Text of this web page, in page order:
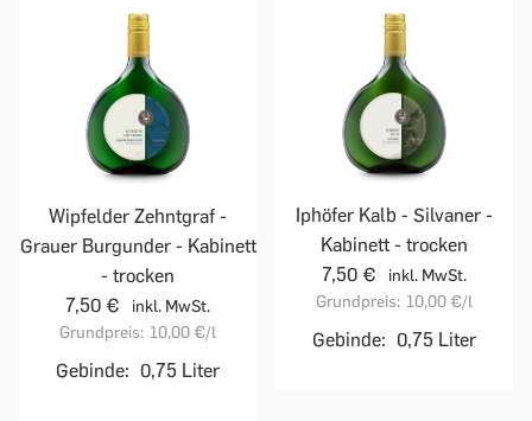
Wipfelder Zehntgraf -
Grauer Burgunder - Kabinett
- trocken
7,50 €
inkl. MwSt.
Grundpreis: 10,00 €/l
Gebinde: 0,75 Liter
Iphöfer Kalb - Silvaner -
Kabinett - trocken
7,50 €
inkl. MwSt.
Grundpreis: 10,00 €/l
Gebinde: 0,75 Liter